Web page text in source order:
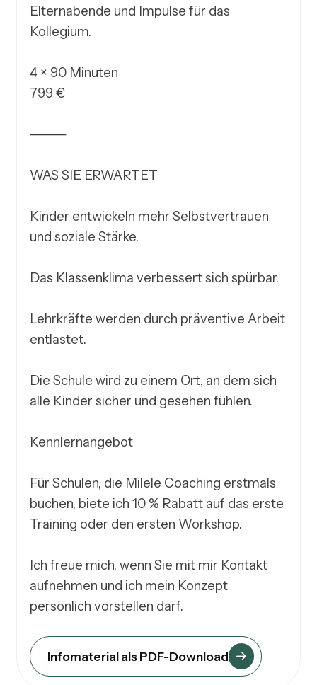
Elternabende und Impulse für das
Kollegium.
4 × 90 Minuten
799 €
⸻
WAS SIE ERWARTET
Kinder entwickeln mehr Selbstvertrauen
und soziale Stärke.
Das Klassenklima verbessert sich spürbar.
Lehrkräfte werden durch präventive Arbeit
entlastet.
Die Schule wird zu einem Ort, an dem sich
alle Kinder sicher und gesehen fühlen.
Kennlernangebot
Für Schulen, die Milele Coaching erstmals
buchen, biete ich 10 % Rabatt auf das erste
Training oder den ersten Workshop.
Ich freue mich, wenn Sie mit mir Kontakt
aufnehmen und ich mein Konzept
Infomaterial als PDF-Download